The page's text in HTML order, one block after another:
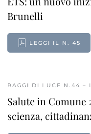
Brunelli
LEGGI IL N. 45
RAGGI DI LUCE N.44 –
Salute in Comune
scienza,